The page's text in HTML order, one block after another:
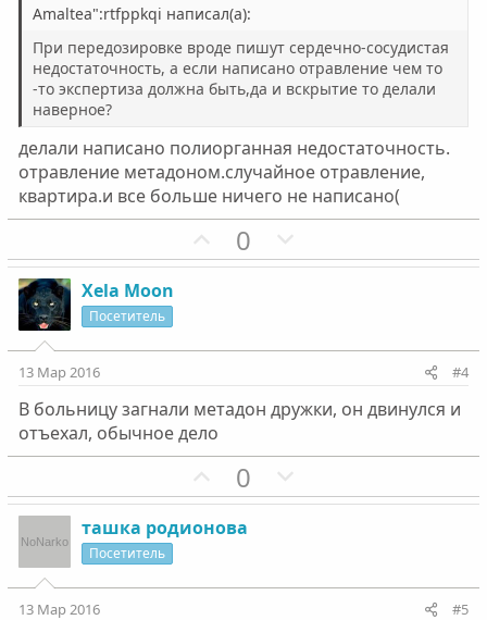
н
ы
й
г
л
о
с
ы
й
г
л
о
с
Amaltea":rtfppkqi написал(а):
При передозировке вроде пишут сердечно-сосудистая
недостаточность, а если написано отравление чем то
-то экспертиза должна быть,да и вскрытие то делали
наверное?
делали написано полиорганная недостаточность.
отравление метадоном.случайное отравление,
квартира.и все больше ничего не написано(
П
о
т
н
ы
г
о
0
е
т
н
ы
г
Xela Moon
Посетитель
13 Мар 2016 #4
В больницу загнали метадон дружки, он двинулся и
отъехал, обычное дело
П
о
з
т
0
е
т
ташка родионова
Посетитель
13 Мар 2016 #5